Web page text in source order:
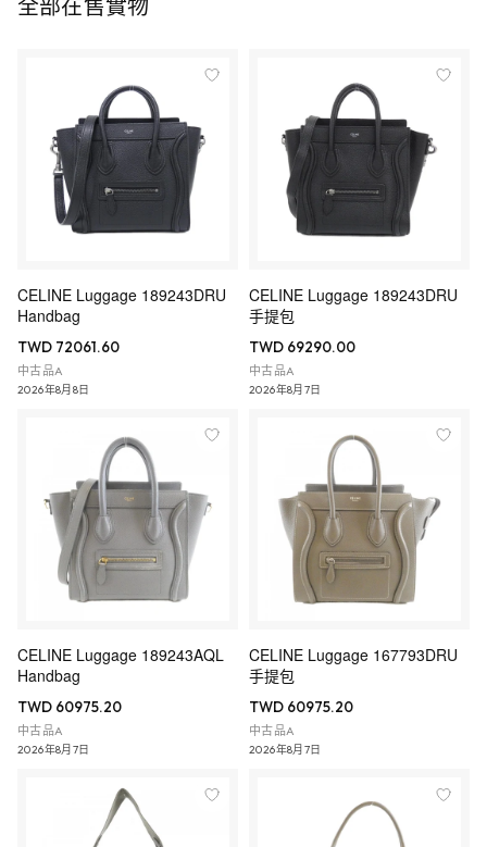
CELINE Luggage 189243DRU
Handbag
TWD 72061.60
中古品A
2026年8月8日
CELINE Luggage 189243DRU
手提包
TWD 69290.00
中古品A
2026年8月7日
CELINE Luggage 189243AQL
Handbag
TWD 60975.20
中古品A
2026年8月7日
CELINE Luggage 167793DRU
手提包
TWD 60975.20
中古品A
2026年8月7日